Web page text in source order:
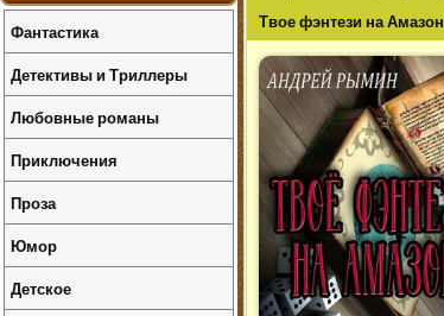
Твое фэнтези на Амазон
Фантастика
Детективы и Триллеры
Любовные романы
Приключения
Проза
Юмор
Детское